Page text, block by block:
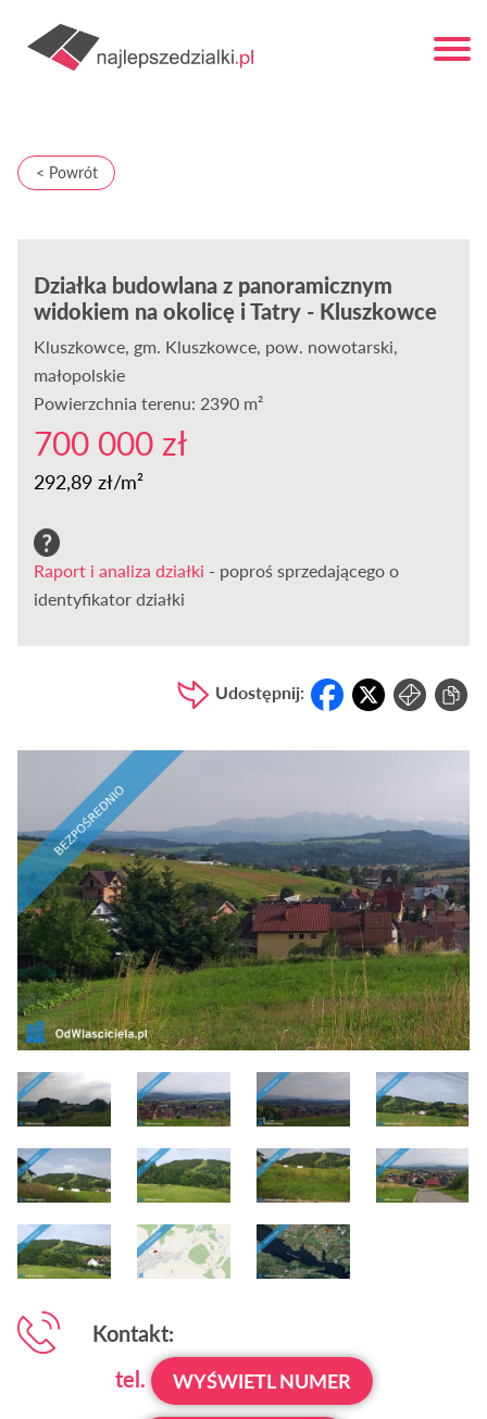
< Powrót
Działka budowlana z panoramicznym
widokiem na okolicę i Tatry - Kluszkowce
Kluszkowce, gm. Kluszkowce, pow. nowotarski,
małopolskie
Powierzchnia terenu: 2390 m²
700 000 zł
292,89 zł/m²
Raport i analiza działki - poproś sprzedającego o
identyfikator działki
Udostępnij:
Kontakt:
tel.
WYŚWIETL NUMER